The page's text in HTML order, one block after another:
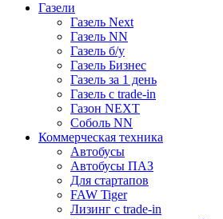
Газели
Газель Next
Газель NN
Газель б/у
Газель Бизнес
Газель за 1 день
Газель с trade-in
Газон NEXT
Соболь NN
Коммерческая техника
Автобусы
Автобусы ПАЗ
Для стартапов
FAW Tiger
Лизинг с trade-in